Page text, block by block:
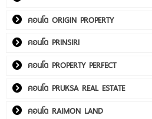
คอนโด ORIGIN PROPERTY
คอนโด PRINSIRI
คอนโด PROPERTY PERFECT
คอนโด PRUKSA REAL ESTATE
คอนโด RAIMON LAND